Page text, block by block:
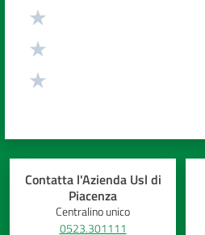
Contatta l'Azienda Usl di
Piacenza
Centralino unico
0523.301111